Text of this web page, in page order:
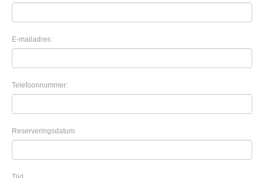
E-mailadres:
Telefoonnummer:
Reserveringsdatum